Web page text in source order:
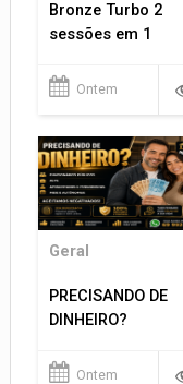
Bronze Turbo 2
sessões em 1
Ontem
Geral
PRECISANDO DE
DINHEIRO?
Ontem